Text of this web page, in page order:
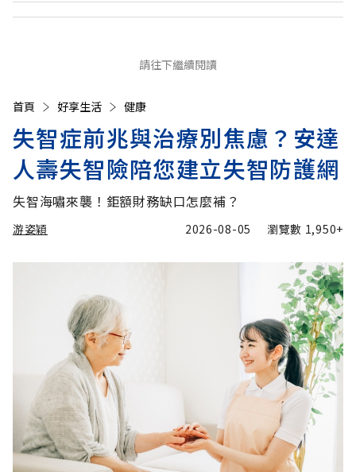
請往下繼續閱讀
首頁 好享生活 健康
失智症前兆與治療別焦慮？安達
人壽失智險陪您建立失智防護網
失智海嘯來襲！鉅額財務缺口怎麼補？
游姿穎 2026-08-05 瀏覽數 1,950+